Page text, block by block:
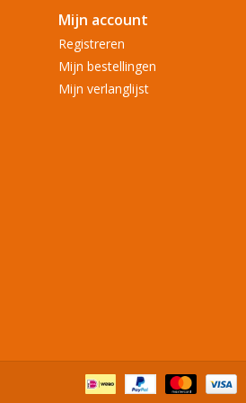
Mijn account
Registreren
Mijn bestellingen
Mijn verlanglijst